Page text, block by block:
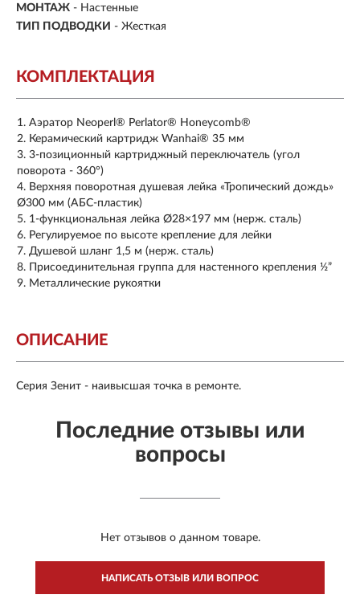
МОНТАЖ - Настенные
ТИП ПОДВОДКИ - Жесткая
КОМПЛЕКТАЦИЯ
Аэратор Neoperl® Perlator® Honeycomb®
Керамический картридж Wanhai® 35 мм
3-позиционный картриджный переключатель (угол
поворота - 360°)
Верхняя поворотная душевая лейка «Тропический дождь»
Ø300 мм (АБС-пластик)
1-функциональная лейка Ø28×197 мм (нерж. сталь)
Регулируемое по высоте крепление для лейки
Душевой шланг 1,5 м (нерж. сталь)
Присоединительная группа для настенного крепления ½”
Металлические рукоятки
ОПИСАНИЕ
Серия Зенит - наивысшая точка в ремонте.
Последние отзывы или
вопросы
Нет отзывов о данном товаре.
НАПИСАТЬ ОТЗЫВ ИЛИ ВОПРОС